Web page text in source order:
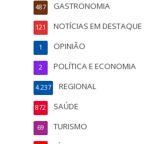
GASTRONOMIA
487
NOTÍCIAS EM DESTAQUE
121
OPINIÃO
1
POLÍTICA E ECONOMIA
2
REGIONAL
4.237
SAÚDE
872
TURISMO
69